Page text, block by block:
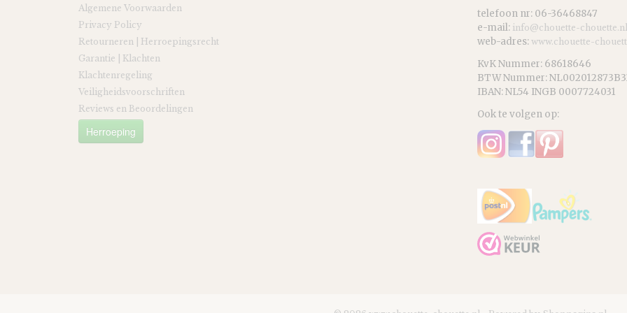
Algemene Voorwaarden
Privacy Policy
Retourneren | Herroepingsrecht
Garantie | Klachten
Klachtenregeling
Veiligheidsvoorschriften
Reviews en Beoordelingen
Herroeping
telefoon nr: 06-36468847
e-mail: info@chouette-chouette.nl
web-adres: www.chouette-
KvK Nummer: 68618646
BTW Nummer:
IBAN: NL54 INGB 0007724031
Ook te volgen op: